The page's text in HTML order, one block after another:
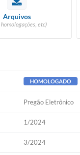
Arquivos
homologações, etc)
HOMOLOGADO
Pregão Eletrônico
1/2024
3/2024